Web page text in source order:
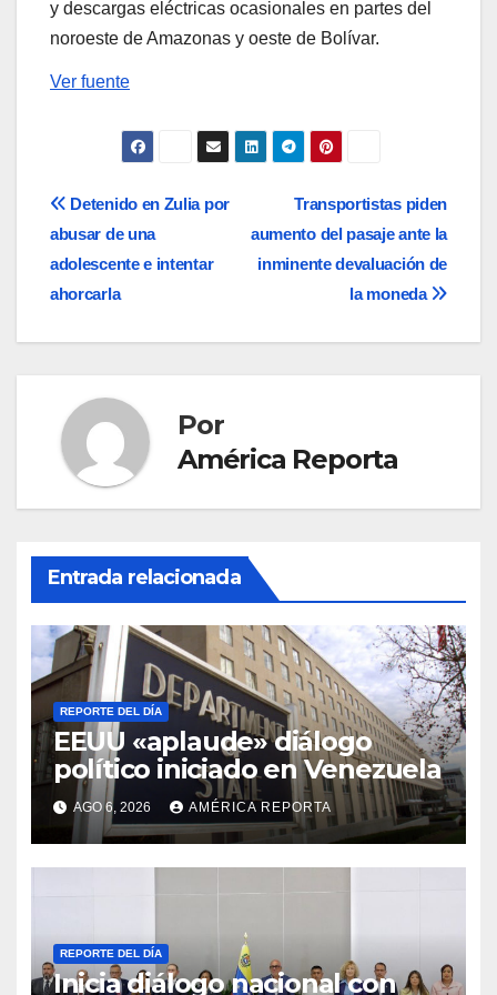
y descargas eléctricas ocasionales en partes del
noroeste de Amazonas y oeste de Bolívar.
Ver fuente
Navegación
de
entradas
Transportistas piden
aumento del pasaje ante la
inminente devaluación de
la moneda
Detenido en Zulia por
abusar de una
adolescente e intentar
ahorcarla
Por
América Reporta
Entrada relacionada
REPORTE DEL DÍA
EEUU «aplaude» diálogo
político iniciado en Venezuela
AGO 6, 2026 AMÉRICA REPORTA
REPORTE DEL DÍA
Inicia diálogo nacional con